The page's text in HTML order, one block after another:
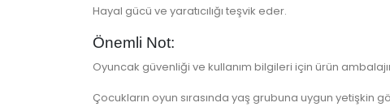
Hayal gücü ve yaratıcılığı teşvik eder.
Önemli Not:
Oyuncak güvenliği ve kullanım bilgileri için ürün
Çocukların oyun sırasında yaş grubuna uygun yetişkin